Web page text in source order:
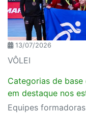
13/07/2026
VÔLEI
Categorias de base
em destaque nos